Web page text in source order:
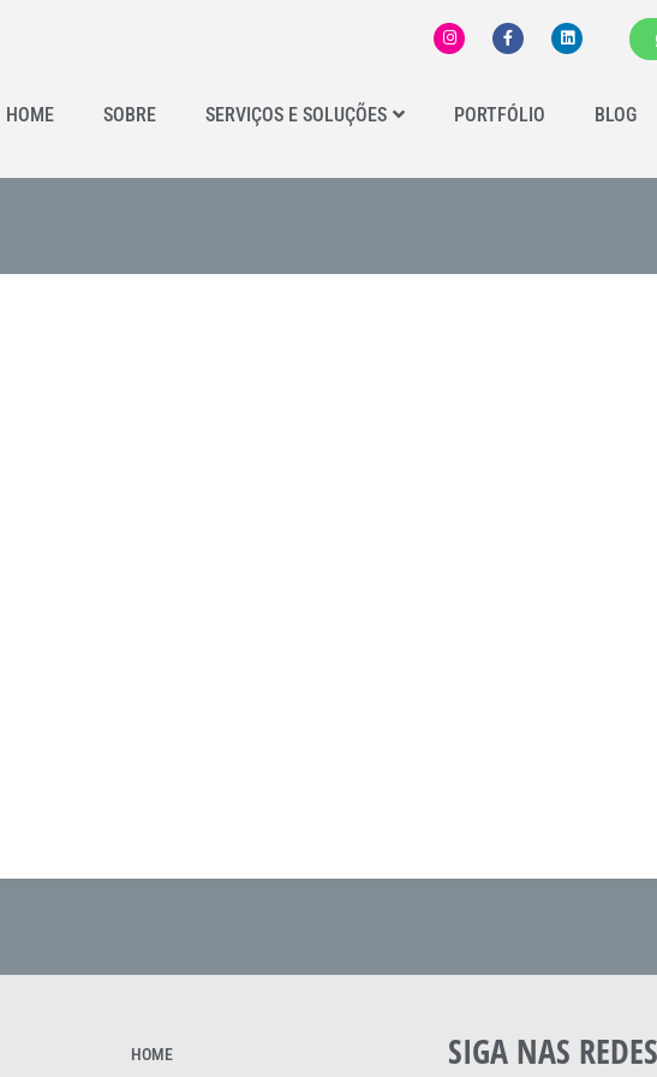
HOME SOBRE SERVIÇOS E SOLUÇÕES PORTFÓLIO BLOG
HOME SIGA NAS